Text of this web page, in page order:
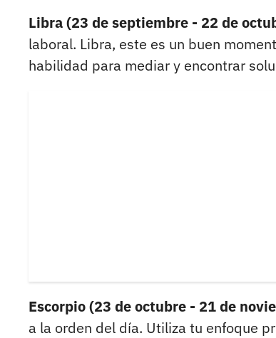
Libra (23 de septiembre - 22 de
laboral. Libra, este es un buen
habilidad para mediar y encontrar
Escorpio (23 de octubre - 21 de
a la orden del día. Utiliza tu enfoque